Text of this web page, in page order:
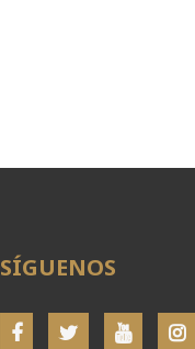
SÍGUENOS